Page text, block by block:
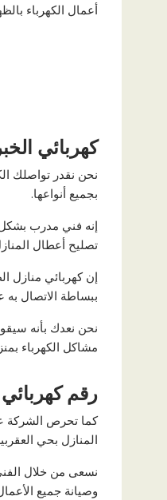
أعمال الكهرباء
كهربائي
نحن نقدر تواصلك
بجميع أنواعها.
إنه فني مدرب بشكل
تصليح أعطال
إن كهربائي منازل
ببساطة الاتصال به
نحن نعدك بأنه
مشاكل الكهرباء
رقم
كما تحرص الشركة
المنازل بحي
نسعى من خلال
وصيانة جميع